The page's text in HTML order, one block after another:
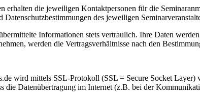
erhalten die jeweiligen Kontaktpersonen für die
Datenschutzbestimmungen des jeweiligen
Informationen stets vertraulich. Ihre Daten
werden die Vertragsverhältnisse nach den
wird mittels SSL-Protokoll (SSL = Secure Socket
die Datenübertragung im Internet (z.B. bei der